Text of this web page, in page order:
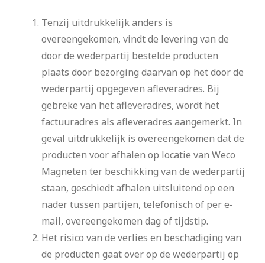
Tenzij uitdrukkelijk anders is
overeengekomen, vindt de levering van de
door de wederpartij bestelde producten
plaats door bezorging daarvan op het door de
wederpartij opgegeven afleveradres. Bij
gebreke van het afleveradres, wordt het
factuuradres als afleveradres aangemerkt. In
geval uitdrukkelijk is overeengekomen dat de
producten voor afhalen op locatie van Weco
Magneten ter beschikking van de wederpartij
staan, geschiedt afhalen uitsluitend op een
nader tussen partijen, telefonisch of per e-
mail, overeengekomen dag of tijdstip.
Het risico van de verlies en beschadiging van
de producten gaat over op de wederpartij op